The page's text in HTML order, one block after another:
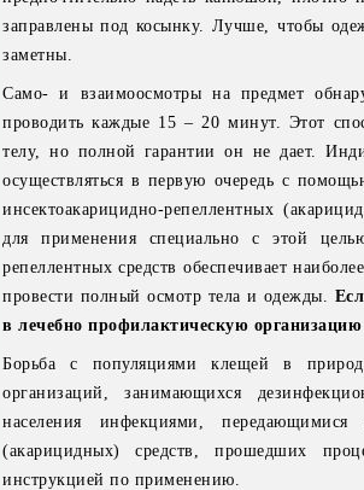
заправлены под косынку. Лучше, чтобы
заметны.
Само- и взаимоосмотры на предмет
проводить каждые 15 – 20 минут. Этот
телу, но полной гарантии он не дает.
осуществляться в первую очередь с
инсектоакарицидно-репеллентных
для применения специально с этой
репеллентных средств обеспечивает
провести полный осмотр тела и одежды.
в лечебно профилактическую
Борьба с популяциями клещей в
организаций, занимающихся
населения инфекциями,
(акарицидных) средств, прошедших
инструкцией по применению.